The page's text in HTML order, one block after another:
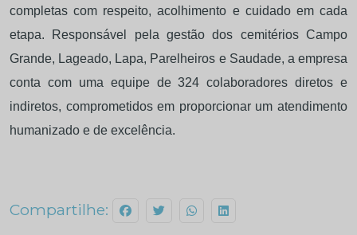
completas com respeito, acolhimento e cuidado em cada
etapa. Responsável pela gestão dos cemitérios Campo
Grande, Lageado, Lapa, Parelheiros e Saudade, a empresa
conta com uma equipe de 324 colaboradores diretos e
indiretos, comprometidos em proporcionar um atendimento
humanizado e de excelência.
Compartilhe: